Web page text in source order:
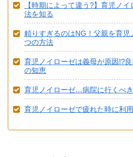
【時期によって違う?】育児ノ
法を知る
頼りすぎるのはNG！父親を育児
つの方法
育児ノイローゼは義母が原因!?
の知恵
育児ノイローゼ…病院に行くべ
育児ノイローゼで疲れた時に利